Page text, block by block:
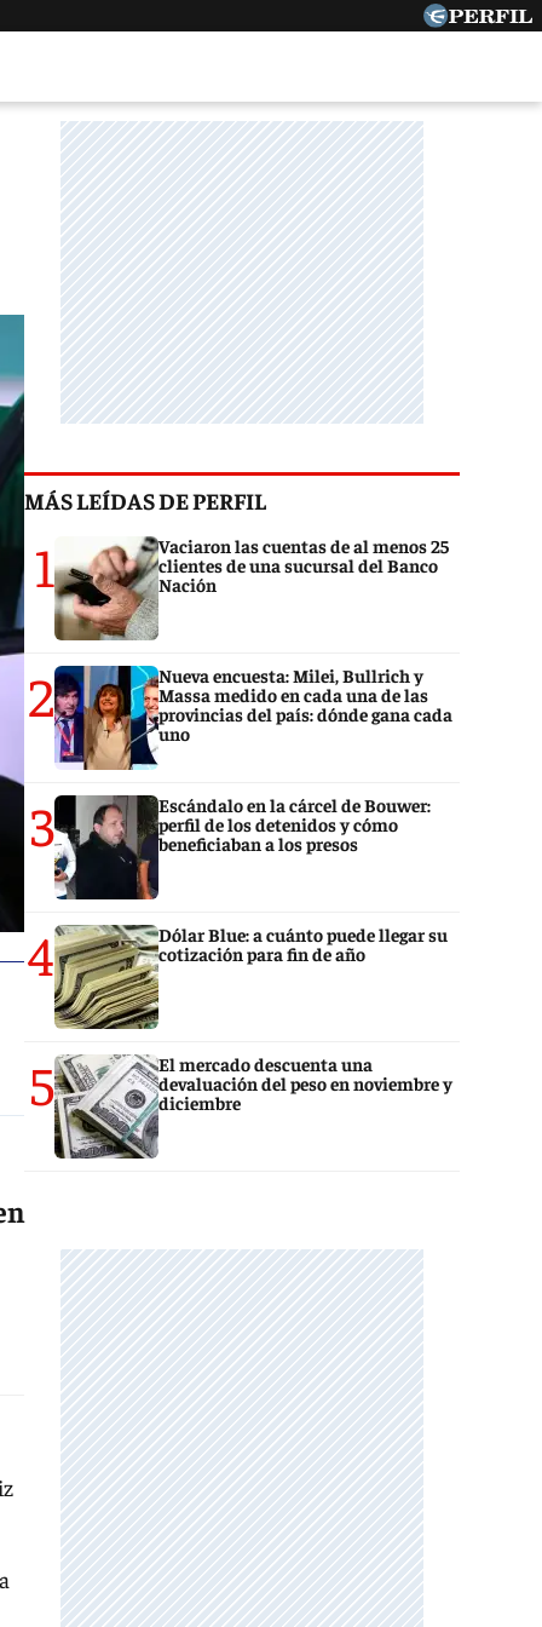
MÁS LEÍDAS DE PERFIL
1
Vaciaron las cuentas de al menos 25
clientes de una sucursal del Banco
Nación
2
Nueva encuesta: Milei, Bullrich y
Massa medido en cada una de las
provincias del país: dónde gana cada
uno
3
Escándalo en la cárcel de Bouwer:
perfil de los detenidos y cómo
beneficiaban a los presos
4
Dólar Blue: a cuánto puede llegar su
cotización para fin de año
5
El mercado descuenta una
devaluación del peso en noviembre y
diciembre